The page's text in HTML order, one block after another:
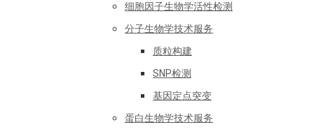
细胞因子生物学活性检测
分子生物学技术服务
质粒构建
SNP检测
基因定点突变
蛋白生物学技术服务